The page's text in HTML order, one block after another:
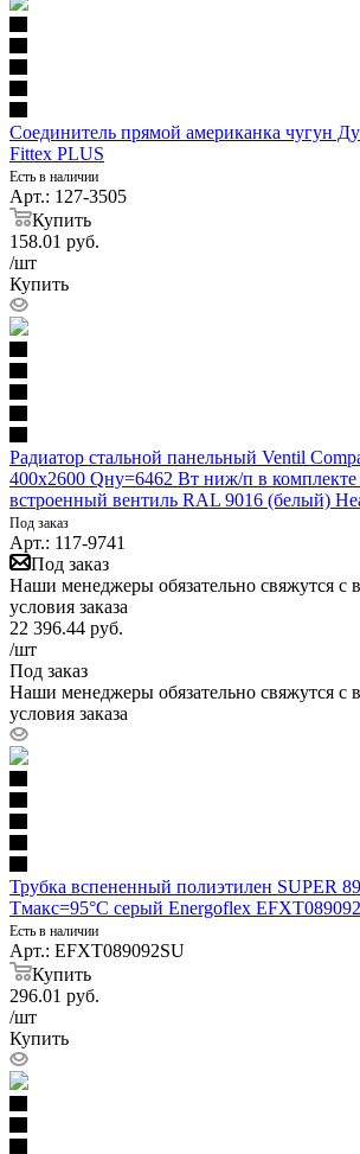
Соединитель прямой американка чугун
Fittex PLUS
Есть в наличии
Арт.: 127-3505
Купить
158.01 руб.
/шт
Купить
Радиатор стальной панельный Ventil
400х2600 Qну=6462 Вт ниж/п в
встроенный вентиль RAL 9016 (белый)
Под заказ
Арт.: 117-9741
Под заказ
Наши менеджеры обязательно свяжутся с
условия заказа
22 396.44 руб.
/шт
Под заказ
Наши менеджеры обязательно свяжутся с
условия заказа
Трубка вспененный полиэтилен SUPER
Тмакс=95°C серый Energoflex
Есть в наличии
Арт.: EFXT089092SU
Купить
296.01 руб.
/шт
Купить